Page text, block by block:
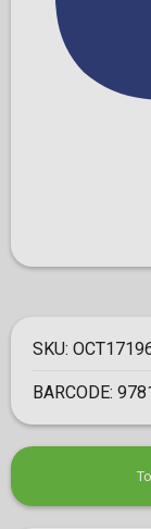
SKU:
BARCODE: